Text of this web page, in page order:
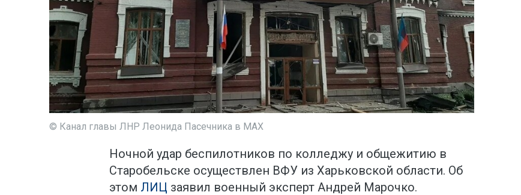
© Канал главы ЛНР Леонида Пасечника в МАХ
Ночной удар беспилотников по колледжу и общежитию в
Старобельске осуществлен ВФУ из Харьковской области. Об
этом ЛИЦ заявил военный эксперт Андрей Марочко.